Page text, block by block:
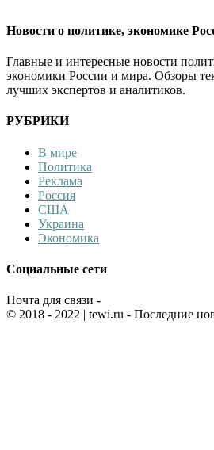
Новости о политике, экономике
Главные и интересные новости
экономики России и мира. Обзоры
лучших экспертов и аналитиков.
РУБРИКИ
В мире
Политика
Реклама
Россия
США
Украина
Экономика
Социальные сети
Почта для связи -
© 2018 - 2022 | tewi.ru - Последние